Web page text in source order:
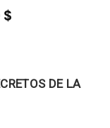
DE LA